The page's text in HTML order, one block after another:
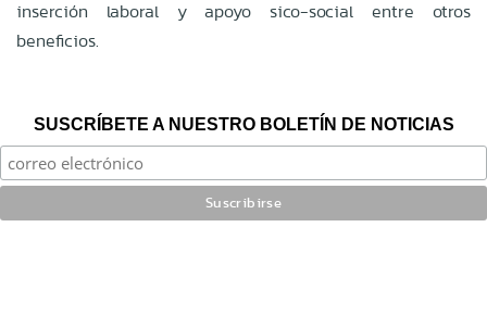
inserción laboral y apoyo sico-social entre otros
beneficios.
SUSCRÍBETE A NUESTRO BOLETÍN DE NOTICIAS